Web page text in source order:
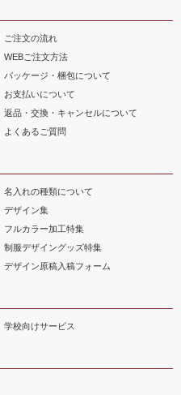
ご注文の流れ
WEBご注文方法
パッケージ・梱包について
お支払いについて
返品・交換・キャンセルについて
よくあるご質問
名入れの種類について
デザイン集
フルカラー加工特集
制服デザイングッズ特集
デザイン原稿入稿フォーム
学校向けサービス